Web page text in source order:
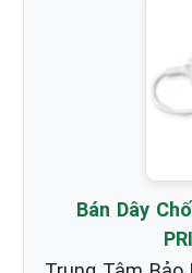
Bán Dây